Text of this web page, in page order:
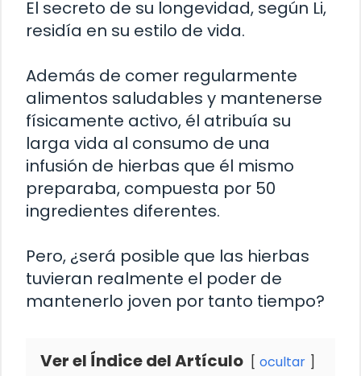
El secreto de su longevidad, según Li,
residía en su estilo de vida.
Además de comer regularmente
alimentos saludables y mantenerse
físicamente activo, él atribuía su
larga vida al consumo de una
infusión de hierbas que él mismo
preparaba, compuesta por 50
ingredientes diferentes.
Pero, ¿será posible que las hierbas
tuvieran realmente el poder de
mantenerlo joven por tanto tiempo?
Ver el Índice del Artículo ocultar